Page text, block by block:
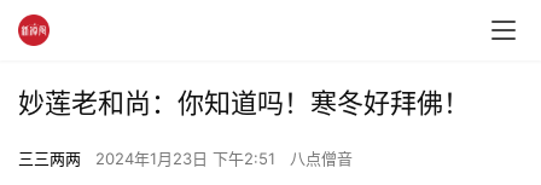
妙莲老和尚：你知道吗！寒冬好拜佛！
三三两两 2024年1月23日 下午2:51 八点僧音